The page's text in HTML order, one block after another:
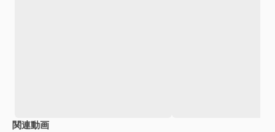
関連動画